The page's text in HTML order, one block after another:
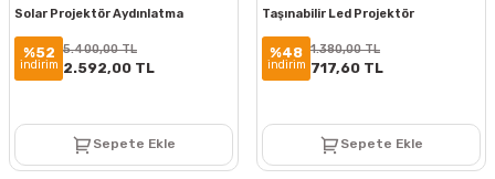
Solar Projektör Aydınlatma
Kumandalı CT-4650
%52
indirim
5.400,00 TL
2.592,00 TL
Sepete Ekle
Taşınabilir Led Projektör
Aydınlatma YL71-0209-S
%48
indirim
1.380,00 TL
717,60 TL
Sepete Ekle